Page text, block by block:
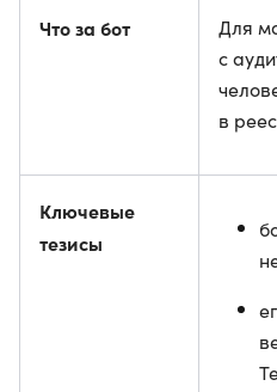
Что за бот
Для
с
в
Ключевые
тезисы